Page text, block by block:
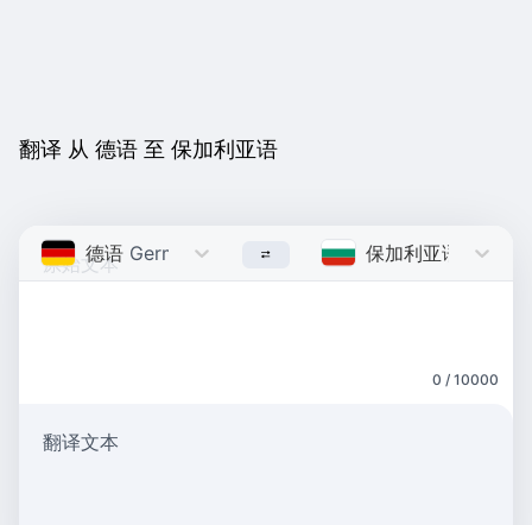
翻译 从 德语 至 保加利亚语
德语 German 保加利亚语
0 / 10000
翻译文本